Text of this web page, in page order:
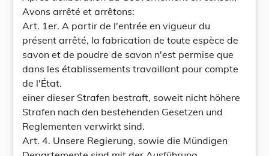
Avons arrêté et arrêtons:
Art. 1er. A partir de l'entrée en vigueur du
présent arrêté, la fabrication de toute espèce de
savon et de poudre de savon n'est permise que
dans les établissements travaillant pour compte
de l'État.
einer dieser Strafen bestraft, soweit nicht höhere
Strafen nach den bestehenden Gesetzen und
Reglementen verwirkt sind.
Art. 4. Unsere Regierung, sowie die Mündigen